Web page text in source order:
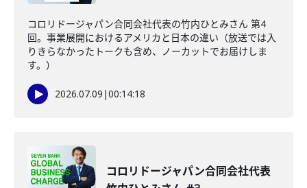
コロリドージャパン合同会社代表の竹内ひとみさん 第4
回。事業展開におけるアメリカと日本の違い（放送では入
りきらなかったトークも含め、ノーカットでお届けしま
す。）
2026.07.09 |00:14:18
コロリドージャパン合同会社代表